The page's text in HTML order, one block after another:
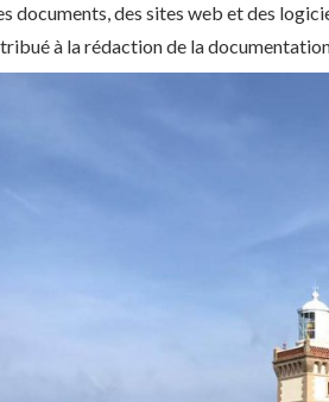
documents, des sites web et des
à la rédaction de la